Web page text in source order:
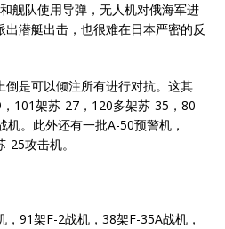
舰队使用导弹，无人机对俄海军进
潜艇出击，也很难在日本严密的反
是可以倾注所有进行对抗。这其
101架苏-27，120多架苏-35，80
。此外还有一批A-50预警机，
25攻击机。
，91架F-2战机，38架F-35A战机，